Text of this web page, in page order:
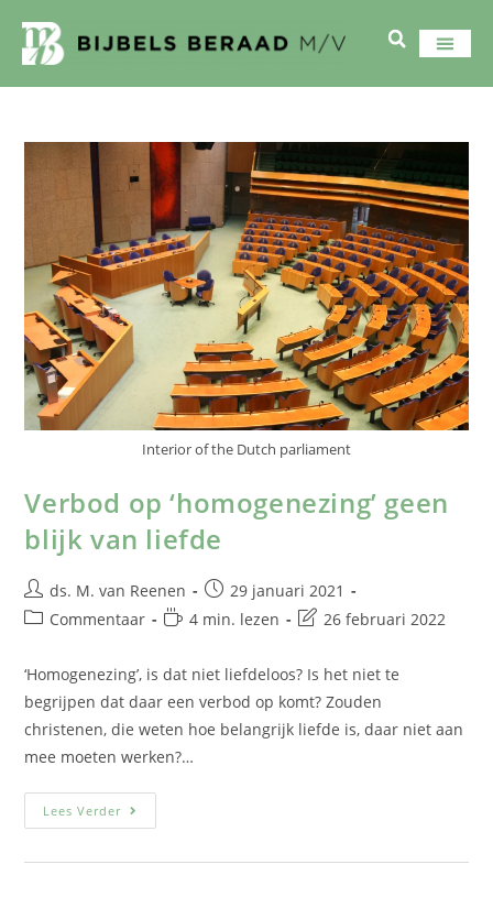
Interior of the Dutch parliament
Verbod op ‘homogenezing’ geen
blijk van liefde
ds. M. van Reenen
29 januari 2021
Commentaar
4 min. lezen 26 februari 2022
‘Homogenezing’, is dat niet liefdeloos? Is het niet te
begrijpen dat daar een verbod op komt? Zouden
christenen, die weten hoe belangrijk liefde is, daar niet aan
mee moeten werken?…
Lees Verder